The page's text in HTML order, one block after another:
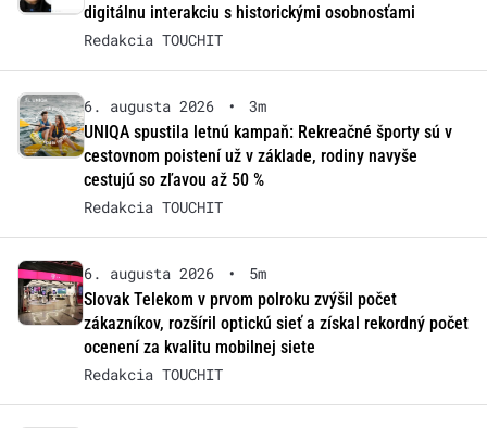
digitálnu interakciu s historickými osobnosťami
Redakcia TOUCHIT
6. augusta 2026 •
3m
UNIQA spustila letnú kampaň: Rekreačné športy sú v
cestovnom poistení už v základe, rodiny navyše
cestujú so zľavou až 50 %
Redakcia TOUCHIT
6. augusta 2026 •
5m
Slovak Telekom v prvom polroku zvýšil počet
zákazníkov, rozšíril optickú sieť a získal rekordný počet
ocenení za kvalitu mobilnej siete
Redakcia TOUCHIT